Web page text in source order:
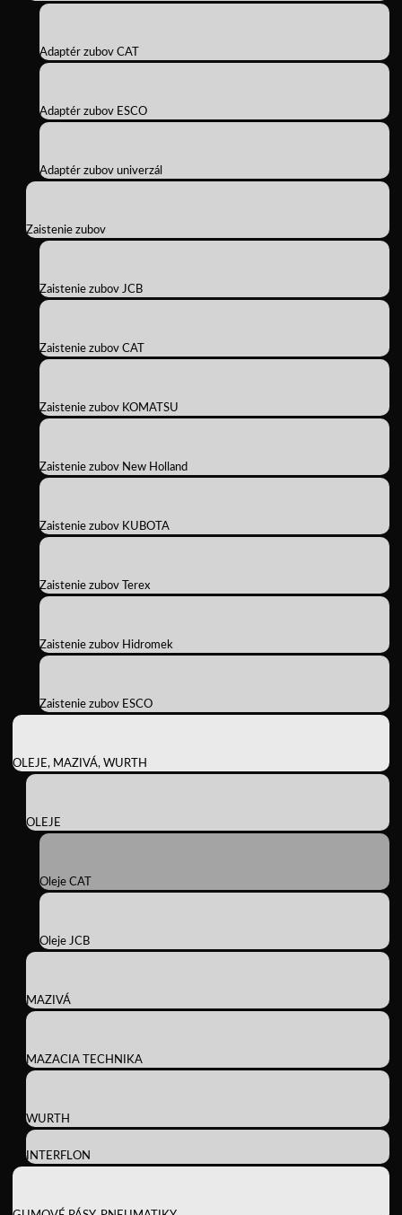
Adaptér zubov CAT
Adaptér zubov ESCO
Adaptér zubov univerzál
Zaistenie zubov
Zaistenie zubov JCB
Zaistenie zubov CAT
Zaistenie zubov KOMATSU
Zaistenie zubov New Holland
Zaistenie zubov KUBOTA
Zaistenie zubov Terex
Zaistenie zubov Hidromek
Zaistenie zubov ESCO
OLEJE, MAZIVÁ, WURTH
OLEJE
Oleje CAT
Oleje JCB
MAZIVÁ
MAZACIA TECHNIKA
WURTH
INTERFLON